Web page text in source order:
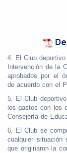
4. El Club
Intervención de la
aprobados por el
de acuerdo con el
5. El Club
los gastos con los
Consejería de
6. El Club se
cualquier situación
que originaron la